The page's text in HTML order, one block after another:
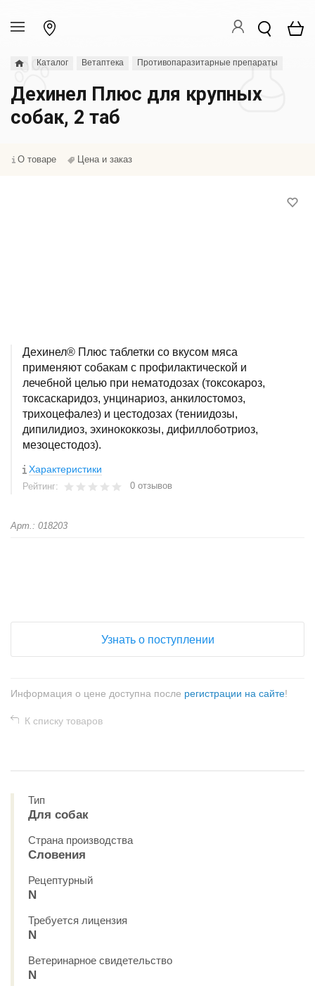
Каталог Ветаптека Противопаразитарные препараты
Дехинел Плюс для крупных
собак, 2 таб
О товаре Цена и заказ
Дехинел® Плюс таблетки со вкусом мяса
применяют собакам с профилактической и
лечебной целью при нематодозах (токсокароз,
токсаскаридоз, унцинариоз, анкилостомоз,
трихоцефалез) и цестодозах (тениидозы,
дипилидиоз, эхинококкозы, дифиллоботриоз,
мезоцестодоз).
Характеристики
Рейтинг: 0 отзывов
Арт.: 018203
Узнать о поступлении
Информация о цене доступна после регистрации на сайте!
К списку товаров
Тип
Для собак
Страна производства
Словения
Рецептурный
N
Требуется лицензия
N
Ветеринарное свидетельство
N